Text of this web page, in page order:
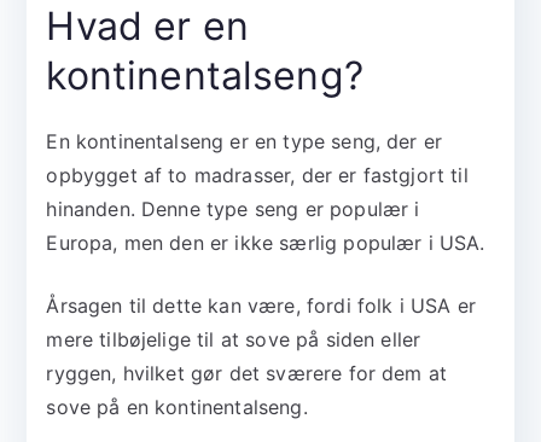
Hvad er en
kontinentalseng?
En kontinentalseng er en type seng, der er
opbygget af to madrasser, der er fastgjort til
hinanden. Denne type seng er populær i
Europa, men den er ikke særlig populær i USA.
Årsagen til dette kan være, fordi folk i USA er
mere tilbøjelige til at sove på siden eller
ryggen, hvilket gør det sværere for dem at
sove på en kontinentalseng.